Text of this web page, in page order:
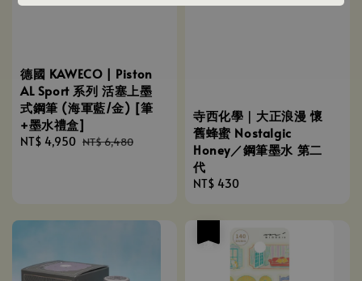
德國 KAWECO | Piston
AL Sport 系列 活塞上墨
式鋼筆 (海軍藍/金) [筆
+墨水禮盒]
Sale
NT$ 4,950 Regular
NT$ 6,480
寺西化學｜大正浪漫 懷
舊蜂蜜 Nostalgic
Honey／鋼筆墨水 第二
代
Regular
NT$ 430